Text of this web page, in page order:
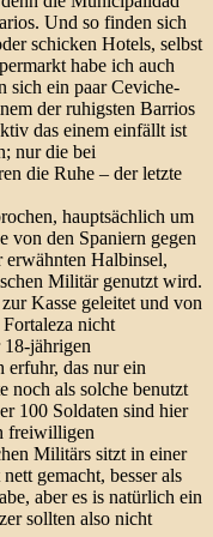
Und so finden sich
schicken Hotels, selbst
habe ich auch
sich ein paar Ceviche-
der ruhigsten Barrios
das einem einfällt ist
nur die bei
die Ruhe – der letzte
hauptsächlich um
von den Spaniern gegen
erwähnten Halbinsel,
Militär genutzt wird.
Kasse geleitet und von
nicht
jährigen
das nur ein
noch als solche benutzt
100 Soldaten sind hier
freiwilligen
Militärs sitzt in einer
gemacht, besser als
aber es is natürlich ein
sollten also nicht